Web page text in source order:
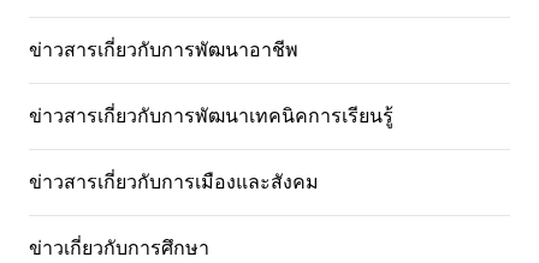
ข่าวสารเกี่ยวกับการพัฒนาอาชีพ
ข่าวสารเกี่ยวกับการพัฒนาเทคนิคการเรียนรู้
ข่าวสารเกี่ยวกับการเมืองและสังคม
ข่าวเกี่ยวกับการศึกษา